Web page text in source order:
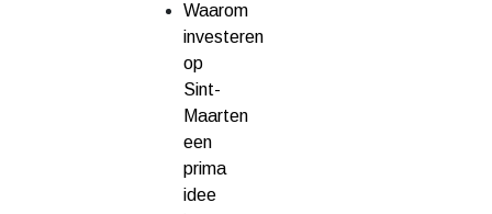
Waarom
investeren
op
Sint-
Maarten
een
prima
idee